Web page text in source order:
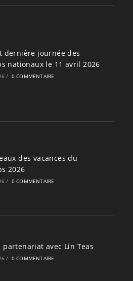
dernière journée des
nationaux le 11 avril 2026
/ 0 COMMENTAIRE
des vacances du
2026
/ 0 COMMENTAIRE
partenariat avec Lin Teas
/ 0 COMMENTAIRE